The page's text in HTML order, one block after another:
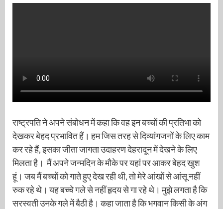
राष्ट्रपति ने अपने संबोधन में कहा कि वह इन बच्चों की प्रतिभा को
देखकर बेहद प्रभावित हैं। हम जिस तरह से दिव्यांगजनों के लिए काम
कर रहे हैं, इसका जीता जागता उदाहरण देहरादून में देखने के लिए
मिलता है। मैं अपने जन्मदिन के मौके पर यहां पर आकर बेहद खुश
हूं। जब मैं बच्चों को गाते हुए देख रही थी, तो मेरे आंखों से आंसू नहीं
रुक रहे थे। यह बच्चे गले से नहीं हृदय से गा रहे थे। मुझे लगता है कि
सरस्वती उनके गले में बैठी है। कहा जाता है कि भगवान किसी के अंग